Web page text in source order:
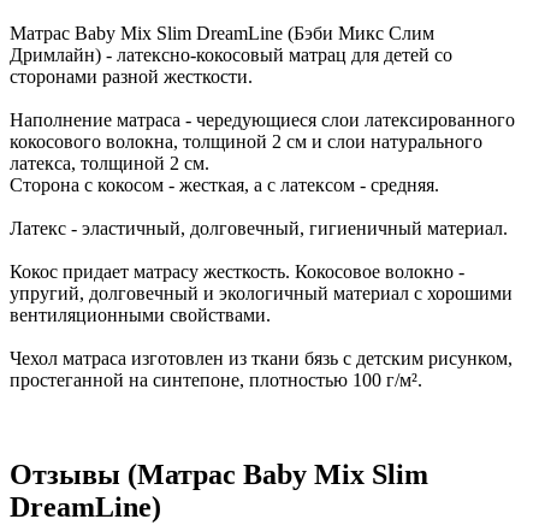
Матрас Baby Mix Slim DreamLine (Бэби Микс Слим
Дримлайн) - латексно-кокосовый матрац для детей со
сторонами разной жесткости.
Наполнение матраса - чередующиеся слои латексированного
кокосового волокна, толщиной 2 см и слои натурального
латекса, толщиной 2 см.
Сторона с кокосом - жесткая, а с латексом - средняя.
Латекс - эластичный, долговечный, гигиеничный материал.
Кокос придает матрасу жесткость. Кокосовое волокно -
упругий, долговечный и экологичный материал с хорошими
вентиляционными свойствами.
Чехол матраса изготовлен из ткани бязь с детским рисунком,
простеганной на синтепоне, плотностью 100 г/м².
Отзывы (Матрас Baby Mix Slim
DreamLine)